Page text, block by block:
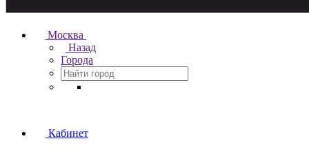
Москва
Назад
Города
Кабинет